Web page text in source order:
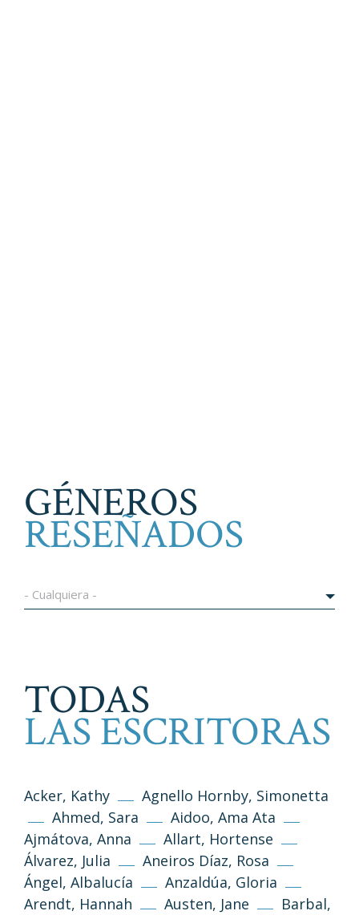
GÉNEROS
RESEÑADOS
- Cualquiera -
TODAS
LAS ESCRITORAS
Acker, Kathy
Agnello Hornby, Simonetta
Ahmed, Sara
Aidoo, Ama Ata
Ajmátova, Anna
Allart, Hortense
Álvarez, Julia
Aneiros Díaz, Rosa
Ángel, Albalucía
Anzaldúa, Gloria
Arendt, Hannah
Austen, Jane Barbal,